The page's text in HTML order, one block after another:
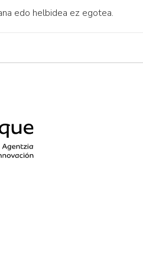
edo helbidea ez egotea.